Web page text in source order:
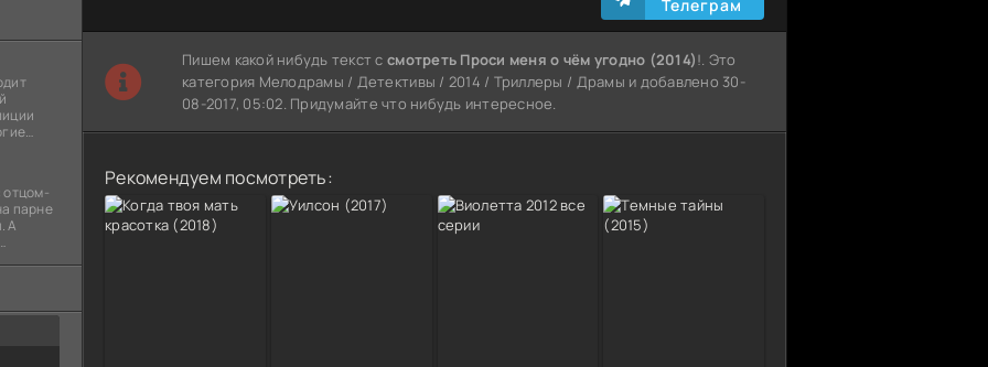
отцом-
парне
А
Телеграм
Пишем какой нибудь текст ссмотреть Проси меня о чём угодно (2014)!. Это
категория Мелодрамы / Детективы / 2014 / Триллеры / Драмы и добавлено 30-
08-2017, 05:02. Придумайте что нибудь интересное.
Рекомендуем посмотреть: